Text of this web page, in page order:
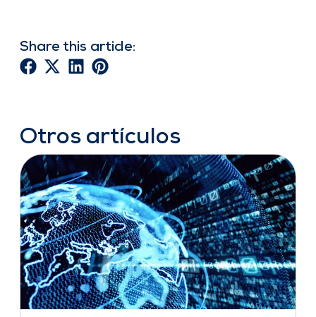
Share this article:
Otros artículos